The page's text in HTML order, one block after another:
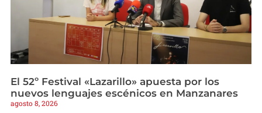
El 52º Festival «Lazarillo» apuesta por los
nuevos lenguajes escénicos en Manzanares
agosto 8, 2026